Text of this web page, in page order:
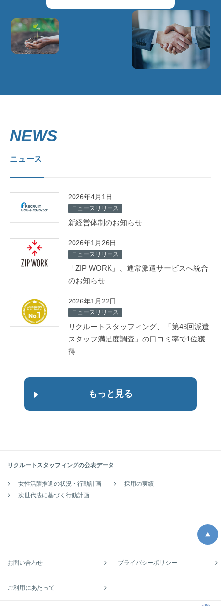
NEWS
ニュース
ニュースリリース
2026年4月1日
新経営体制のお知らせ
ニュースリリース
2026年1月26日
「ZIP WORK」、通常派遣サービスへ統合
のお知らせ
ニュースリリース
2026年1月22日
リクルートスタッフィング、「第43回派遣
スタッフ満足度調査」の口コミ率で1位獲
得
もっと見る
リクルートスタッフィングの公表データ
女性活躍推進の状況・行動計画
採用の実績
次世代法に基づく行動計画
お問い合わせ プライバシーポリシー
ご利用にあたって